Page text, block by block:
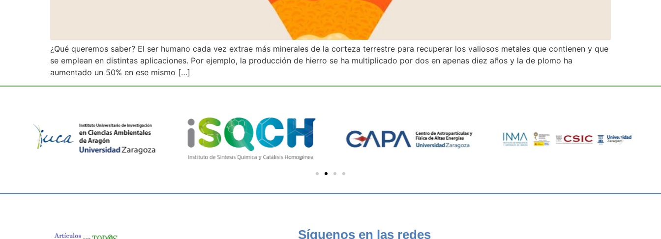
¿Qué queremos saber? El ser humano cada vez extrae más minerales de la corteza terrestre para recuperar los valiosos metales que contienen y que
se emplean en distintas aplicaciones. Por ejemplo, la producción de hierro se ha multiplicado por dos en apenas diez años y la de plomo ha
aumentado un 50% en ese mismo […]
Síguenos en las redes